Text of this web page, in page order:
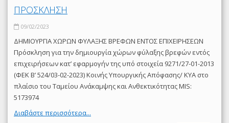
ΠΡΟΣΚΛΗΣΗ
09/02/2023
ΔΗΜΙΟΥΡΓΙΑ ΧΩΡΩΝ ΦΥΛΑΞΗΣ ΒΡΕΦΩΝ ΕΝΤΟΣ ΕΠΙΧΕΙΡΗΣΕΩΝ
Πρόσκληση για την δημιουργία χώρων φύλαξης βρεφών εντός
επιχειρήσεων κατ’ εφαρμογήν της υπό στοιχεία 9271/27-01-2013
(ΦΕΚ Β’ 524/03-02-2023) Κοινής Υπουργικής Απόφασης/ ΚΥΑ στο
πλαίσιο του Ταμείου Ανάκαμψης και Ανθεκτικότητας MIS:
5173974
Διαβάστε περισσότερα...